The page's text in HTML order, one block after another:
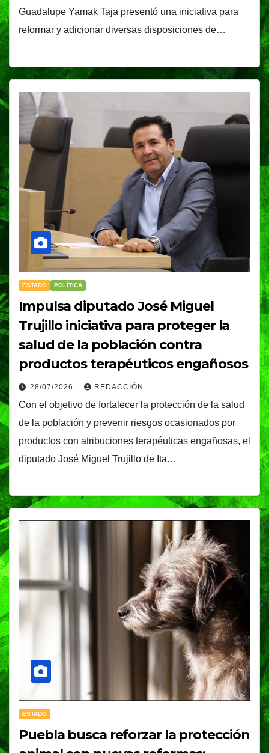
Guadalupe Yamak Taja presentó una iniciativa para
reformar y adicionar diversas disposiciones de…
ESTADO POLÍTICA
Impulsa diputado José Miguel
Trujillo iniciativa para proteger la
salud de la población contra
productos terapéuticos engañosos
28/07/2026 REDACCIÓN
Con el objetivo de fortalecer la protección de la salud
de la población y prevenir riesgos ocasionados por
productos con atribuciones terapéuticas engañosas, el
diputado José Miguel Trujillo de Ita…
ESTADO
Puebla busca reforzar la protección